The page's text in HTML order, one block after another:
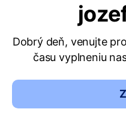
Dobrý deň, venujte
času vyplneniu